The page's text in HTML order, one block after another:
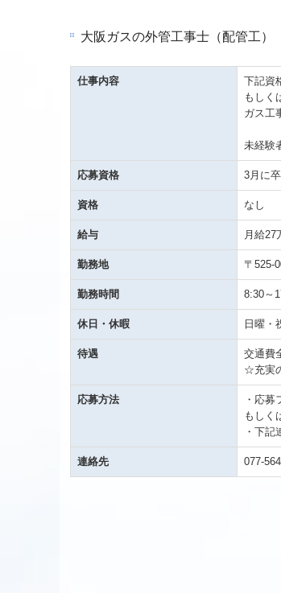
大阪ガスの外管工事士（配管工）
仕事内容
下記資
もしく
ガス工
未経験
応募資格 3月に
資格 なし
給与 月給27
勤務地 〒525-
勤務時間 8:30～
休日・休暇 日曜・
待遇
交通費
☆充実
応募方法
・応
もしく
・下記
連絡先 077-